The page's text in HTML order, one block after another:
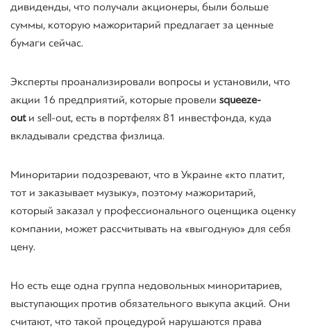
дивиденды, что получали акционеры, были больше
суммы, которую мажоритарий предлагает за ценные
бумаги сейчас.
Эксперты проанализировали вопросы и установили, что
акции 16 предприятий, которые провели squeeze-
outи sell-out, есть в портфелях 81 инвестфонда, куда
вкладывали средства физлица.
Миноритарии подозревают, что в Украине «кто платит,
тот и заказывает музыку», поэтому мажоритарий,
который заказал у профессионального оценщика оценку
компании, может рассчитывать на «выгодную» для себя
цену.
Но есть еще одна группа недовольных миноритариев,
выступающих против обязательного выкупа акций. Они
считают, что такой процедурой нарушаются права